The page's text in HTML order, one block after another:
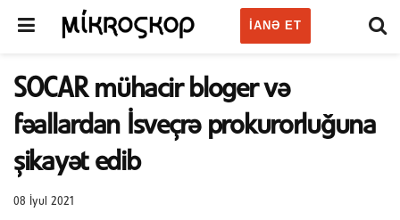
IANƏ ET
SOCAR mühacir bloger və
fəallardan İsveçrə prokurorluğuna
şikayət edib
08 İyul 2021